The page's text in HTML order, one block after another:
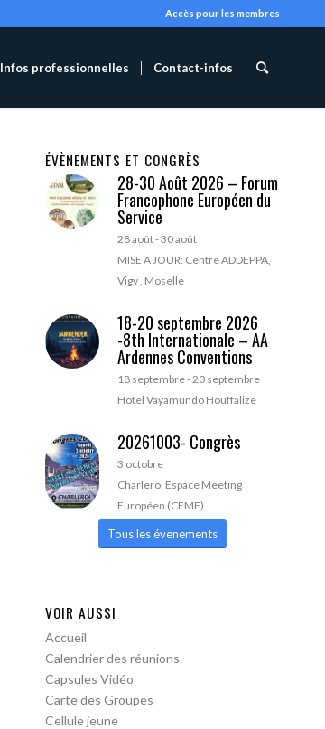
Accès pour les membres
Infos professionnelles Contact-infos
ÉVÈNEMENTS ET CONGRÈS
28-30 Août 2026 – Forum
Francophone Européen du
Service
28 août-30 août
MISE A JOUR: Centre ADDEPPA,
Vigy , Moselle
18-20 septembre 2026
-8th Internationale – AA
Ardennes Conventions
18 septembre-20 septembre
Hotel Vayamundo Houffalize
20261003- Congrès
3 octobre
Charleroi Espace Meeting
Européen (CEME)
Tous les évenements
VOIR AUSSI
Accueil
Calendrier des réunions
Capsules Vidéo
Carte des Groupes
Cellule jeune